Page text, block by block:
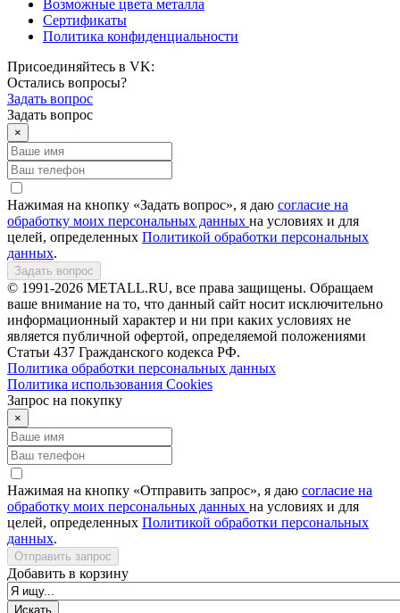
Возможные цвета металла
Сертификаты
Политика конфиденциальности
Присоединяйтесь в VK:
Остались вопросы?
Задать вопрос
Задать вопрос
×
Нажимая на кнопку «Задать вопрос», я даю согласие на
обработку моих персональных данных на условиях и для
целей, определенных Политикой обработки персональных
данных.
Задать вопрос
© 1991-2026 METALL.RU, все права защищены. Обращаем
ваше внимание на то, что данный сайт носит исключительно
информационный характер и ни при каких условиях не
является публичной офертой, определяемой положениями
Статьи 437 Гражданского кодекса РФ.
Политика обработки персональных данных
Политика использования Сookies
Запрос на покупку
×
Нажимая на кнопку «Отправить запрос», я даю согласие на
обработку моих персональных данных на условиях и для
целей, определенных Политикой обработки персональных
данных.
Отправить запрос
Добавить в корзину